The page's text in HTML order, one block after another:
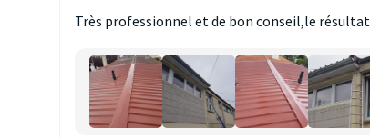
Très professionnel et de bon conseil,le